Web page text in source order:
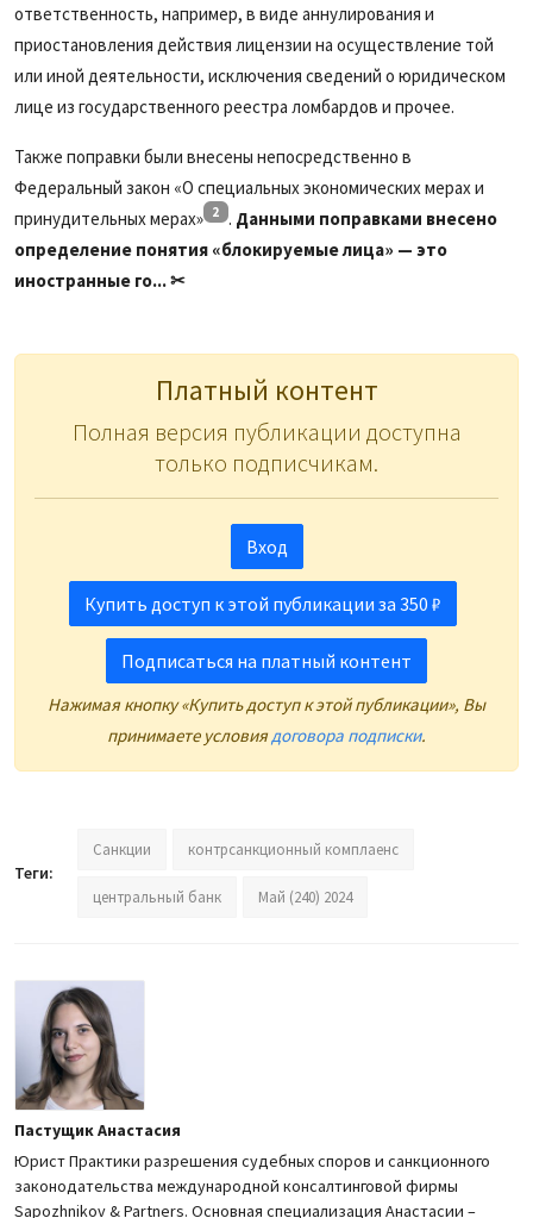
ответственность, например, в виде аннулирования и
приостановления действия лицензии на осуществление той
или иной деятельности, исключения сведений о юридическом
лице из государственного реестра ломбардов и прочее.
Также поправки были внесены непосредственно в
Федеральный закон «О специальных экономических мерах и
принудительных мерах» 2 . Данными поправками внесено
определение понятия «блокируемые лица» — это
иностранные го... ✂
Платный контент
Полная версия публикации доступна
только подписчикам.
Вход
Купить доступ к этой публикации за 350 ₽
Подписаться на платный контент
Нажимая кнопку «Купить доступ к этой публикации», Вы
принимаете условия договора подписки.
Теги:
Санкции контрсанкционный комплаенс
центральный банк Май (240) 2024
Пастущик Анастасия
Юрист Практики разрешения судебных споров и санкционного
законодательства международной консалтинговой фирмы
Sapozhnikov & Partners. Основная специализация Анастасии –